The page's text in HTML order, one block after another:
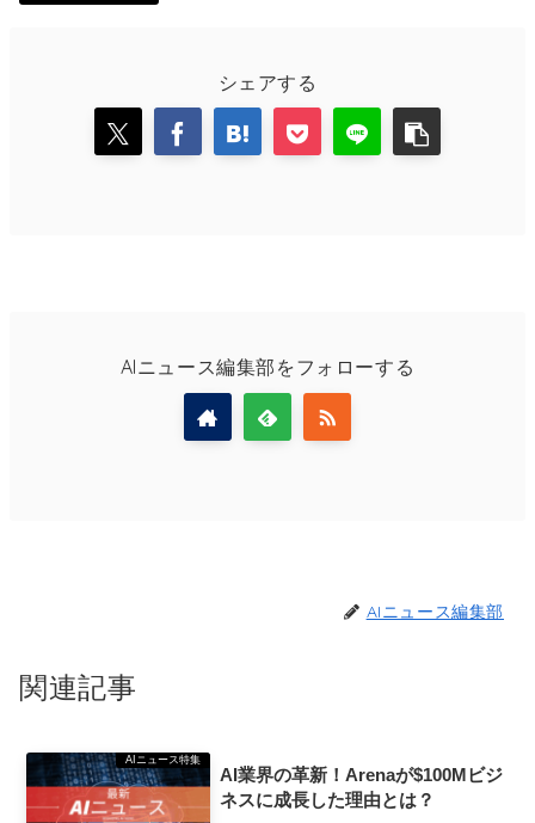
シェアする
AIニュース編集部をフォローする
AIニュース編集部
関連記事
AIニュース特集
AI業界の革新！Arenaが$100Mビジ
ネスに成長した理由とは？